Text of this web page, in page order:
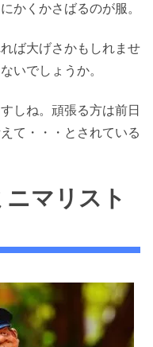
かくかさばるのが服。
ば大げさかもしれませ
いでしょうか。
しね。頑張る方は前日
て・・・とされている
マリスト